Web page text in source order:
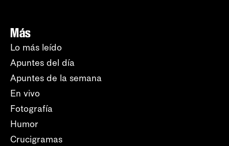
Más
Lo más leído
Apuntes del día
Apuntes de la semana
En vivo
Fotografía
Humor
Crucigramas